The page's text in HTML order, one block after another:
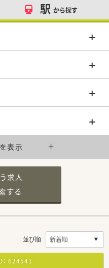
駅 から探す
表示
求人
する
並び順
624541